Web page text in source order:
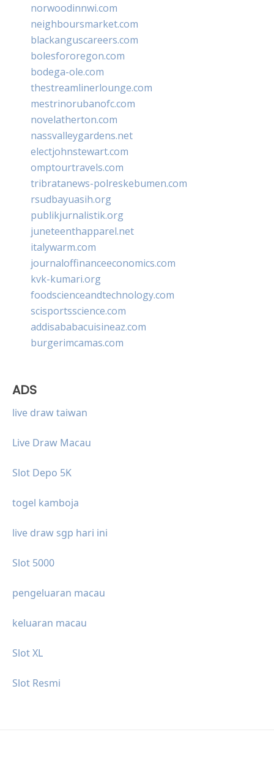
norwoodinnwi.com
neighboursmarket.com
blackanguscareers.com
bolesfororegon.com
bodega-ole.com
thestreamlinerlounge.com
mestrinorubanofc.com
novelatherton.com
nassvalleygardens.net
electjohnstewart.com
omptourtravels.com
tribratanews-polreskebumen.com
rsudbayuasih.org
publikjurnalistik.org
juneteenthapparel.net
italywarm.com
journaloffinanceeconomics.com
kvk-kumari.org
foodscienceandtechnology.com
scisportsscience.com
addisababacuisineaz.com
burgerimcamas.com
ADS
live draw taiwan
Live Draw Macau
Slot Depo 5K
togel kamboja
live draw sgp hari ini
Slot 5000
pengeluaran macau
keluaran macau
Slot XL
Slot Resmi